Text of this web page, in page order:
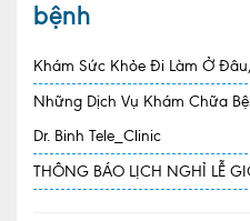
TRANG CHỦ
Quy
Hồ
bệnh
Khám Sức Khỏe Đi Làm Ở
Những Dịch Vụ Khám Chữa
Dr. Binh Tele_Clinic
THÔNG BÁO LỊCH NGHỈ LỄ